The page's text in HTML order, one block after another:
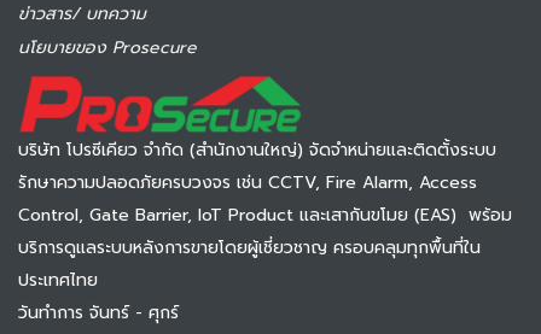
ข่าวสาร/ บทความ
นโยบายของ Prosecure
บริษัท โปรซีเคียว จำกัด (สำนักงานใหญ่) จัดจำหน่ายและติดตั้งระบบ
รักษาความปลอดภัยครบวงจร เช่น CCTV, Fire Alarm, Access
Control, Gate Barrier, IoT Product และเสากันขโมย (EAS) พร้อม
บริการดูแลระบบหลังการขายโดยผู้เชี่ยวชาญ ครอบคลุมทุกพื้นที่ใน
ประเทศไทย
วันทำการ จันทร์ - ศุกร์